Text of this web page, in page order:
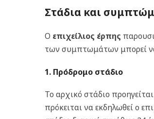
Στάδια και
Ο επιχείλιος έρπης
των συμπτωμάτων μπορεί να
1. Πρόδρομο στάδιο
Το αρχικό στάδιο
πρόκειται να εκδηλωθεί ο